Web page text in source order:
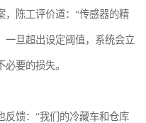
，陈工评价道：“传感器的精
一旦超出设定阈值，系统会立
要的损失。
反馈：“我们的冷藏车和仓库